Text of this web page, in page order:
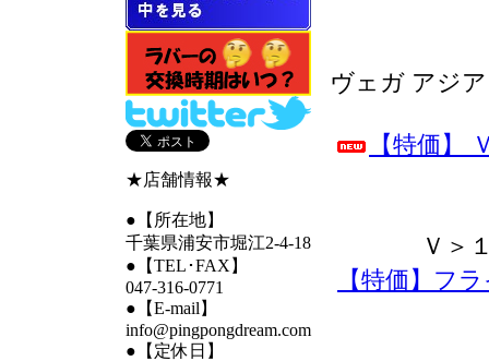
★店舗情報★
●【所在地】
千葉県浦安市堀江2-4-18
●【TEL･FAX】
047-316-0771
●【E-mail】
info@pingpongdream.com
●【定休日】
ヴェガ アジ
【特価】
Ｖ＞
【特価】フ